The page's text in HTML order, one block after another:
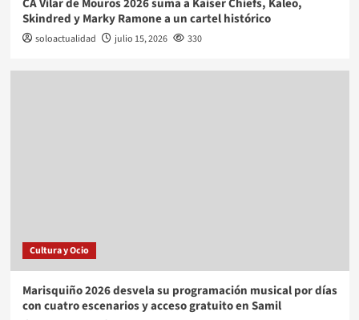
CA Vilar de Mouros 2026 suma a Kaiser Chiefs, Kaleo,
Skindred y Marky Ramone a un cartel histórico
soloactualidad julio 15, 2026 330
Cultura y Ocio
Marisquiño 2026 desvela su programación musical por días
con cuatro escenarios y acceso gratuito en Samil